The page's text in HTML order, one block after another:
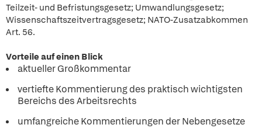
Teilzeit- und Befristungsgesetz; Umwandlungsgesetz;
Wissenschaftszeitvertragsgesetz; NATO-Zusatzabkommen
Art. 56.
Vorteile auf einen Blick
aktueller Großkommentar
vertiefte Kommentierung des praktisch wichtigsten
Bereichs des Arbeitsrechts
umfangreiche Kommentierungen der Nebengesetze